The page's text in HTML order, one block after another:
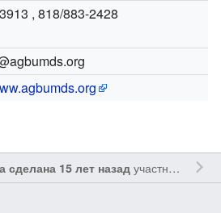
, 818/883-2428
сделана 15 лет назадучастником